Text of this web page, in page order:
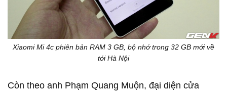
Xiaomi Mi 4c phiên bản RAM 3 GB, bộ nhớ trong 32 GB mới về
tới Hà Nội
Còn theo anh Phạm Quang Muộn, đại diện cửa